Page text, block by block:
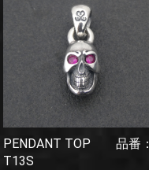
PENDANT TOP 品番：
T13S